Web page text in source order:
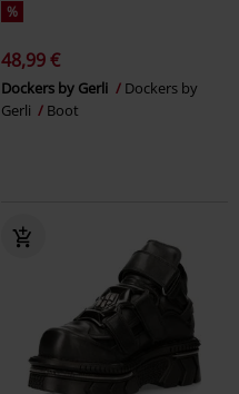
%
48,99 €
Dockers by Gerli
Dockers by
Gerli
Boot